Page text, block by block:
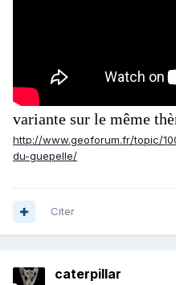
variante sur le même
http://www.geoforum.fr/topic/
du-guepelle/
Citer
caterpillar